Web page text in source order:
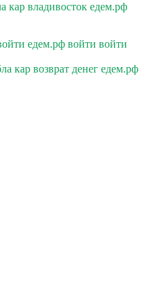
кар владивосток едем.рф
едем.рф войти войти
кар возврат денег едем.рф